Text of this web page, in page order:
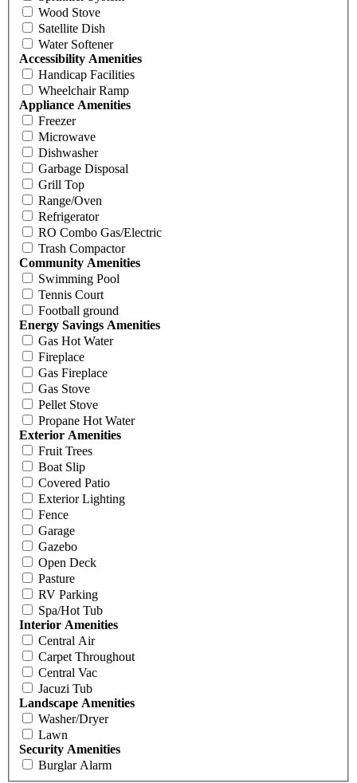
Wood Stove
Satellite Dish
Water Softener
Accessibility Amenities
Handicap Facilities
Wheelchair Ramp
Appliance Amenities
Freezer
Microwave
Dishwasher
Garbage Disposal
Grill Top
Range/Oven
Refrigerator
RO Combo Gas/Electric
Trash Compactor
Community Amenities
Swimming Pool
Tennis Court
Football ground
Energy Savings Amenities
Gas Hot Water
Fireplace
Gas Fireplace
Gas Stove
Pellet Stove
Propane Hot Water
Exterior Amenities
Fruit Trees
Boat Slip
Covered Patio
Exterior Lighting
Fence
Garage
Gazebo
Open Deck
Pasture
RV Parking
Spa/Hot Tub
Interior Amenities
Central Air
Carpet Throughout
Central Vac
Jacuzi Tub
Landscape Amenities
Washer/Dryer
Lawn
Security Amenities
Burglar Alarm